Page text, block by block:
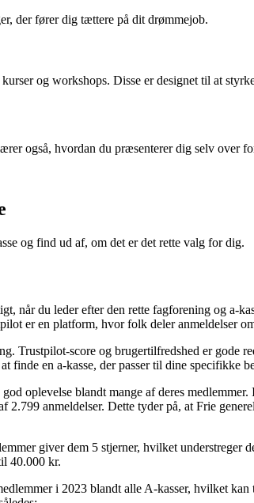
der fører dig tættere på dit drømmejob.
og workshops. Disse er designet til at
også, hvordan du præsenterer dig selv over
og find ud af, om det er det rette valg for dig.
når du leder efter den rette fagforening og a-
er en platform, hvor folk deler anmeldelser
Trustpilot-score og brugertilfredshed er
finde en a-kasse, der passer til dine
oplevelse blandt mange af deres
2.799 anmeldelser. Dette tyder på, at Frie
giver dem 5 stjerner, hvilket
40.000 kr.
i 2023 blandt alle A-kasser, hvilket